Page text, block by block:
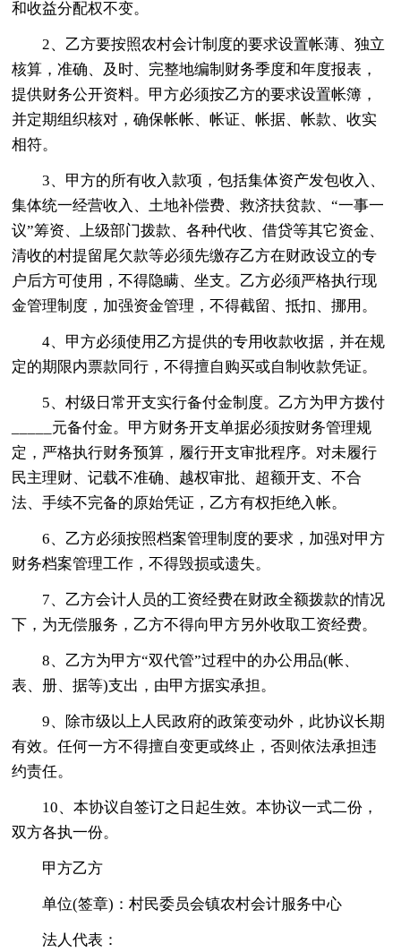
和收益分配权不变。
2、乙方要按照农村会计制度的要求设置帐薄、独立
核算，准确、及时、完整地编制财务季度和年度报表，
提供财务公开资料。甲方必须按乙方的要求设置帐簿，
并定期组织核对，确保帐帐、帐证、帐据、帐款、收实
相符。
3、甲方的所有收入款项，包括集体资产发包收入、
集体统一经营收入、土地补偿费、救济扶贫款、“一事一
议”筹资、上级部门拨款、各种代收、借贷等其它资金、
清收的村提留尾欠款等必须先缴存乙方在财政设立的专
户后方可使用，不得隐瞒、坐支。乙方必须严格执行现
金管理制度，加强资金管理，不得截留、抵扣、挪用。
4、甲方必须使用乙方提供的专用收款收据，并在规
定的期限内票款同行，不得擅自购买或自制收款凭证。
5、村级日常开支实行备付金制度。乙方为甲方拨付
_____元备付金。甲方财务开支单据必须按财务管理规
定，严格执行财务预算，履行开支审批程序。对未履行
民主理财、记载不准确、越权审批、超额开支、不合
法、手续不完备的原始凭证，乙方有权拒绝入帐。
6、乙方必须按照档案管理制度的要求，加强对甲方
财务档案管理工作，不得毁损或遗失。
7、乙方会计人员的工资经费在财政全额拨款的情况
下，为无偿服务，乙方不得向甲方另外收取工资经费。
8、乙方为甲方“双代管”过程中的办公用品(帐、
表、册、据等)支出，由甲方据实承担。
9、除市级以上人民政府的政策变动外，此协议长期
有效。任何一方不得擅自变更或终止，否则依法承担违
约责任。
10、本协议自签订之日起生效。本协议一式二份，
双方各执一份。
甲方乙方
单位(签章)：村民委员会镇农村会计服务中心
法人代表：